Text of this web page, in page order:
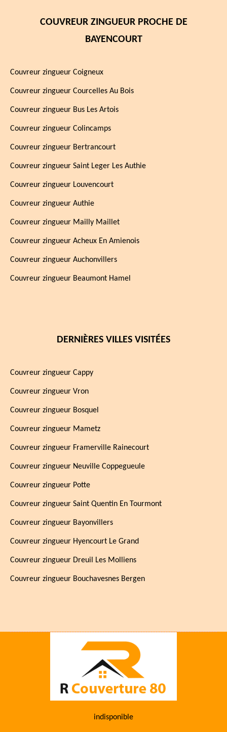
COUVREUR ZINGUEUR PROCHE DE
BAYENCOURT
Couvreur zingueur Coigneux
Couvreur zingueur Courcelles Au Bois
Couvreur zingueur Bus Les Artois
Couvreur zingueur Colincamps
Couvreur zingueur Bertrancourt
Couvreur zingueur Saint Leger Les Authie
Couvreur zingueur Louvencourt
Couvreur zingueur Authie
Couvreur zingueur Mailly Maillet
Couvreur zingueur Acheux En Amienois
Couvreur zingueur Auchonvillers
Couvreur zingueur Beaumont Hamel
DERNIÈRES VILLES VISITÉES
Couvreur zingueur Cappy
Couvreur zingueur Vron
Couvreur zingueur Bosquel
Couvreur zingueur Mametz
Couvreur zingueur Framerville Rainecourt
Couvreur zingueur Neuville Coppegueule
Couvreur zingueur Potte
Couvreur zingueur Saint Quentin En Tourmont
Couvreur zingueur Bayonvillers
Couvreur zingueur Hyencourt Le Grand
Couvreur zingueur Dreuil Les Molliens
Couvreur zingueur Bouchavesnes Bergen
indisponible